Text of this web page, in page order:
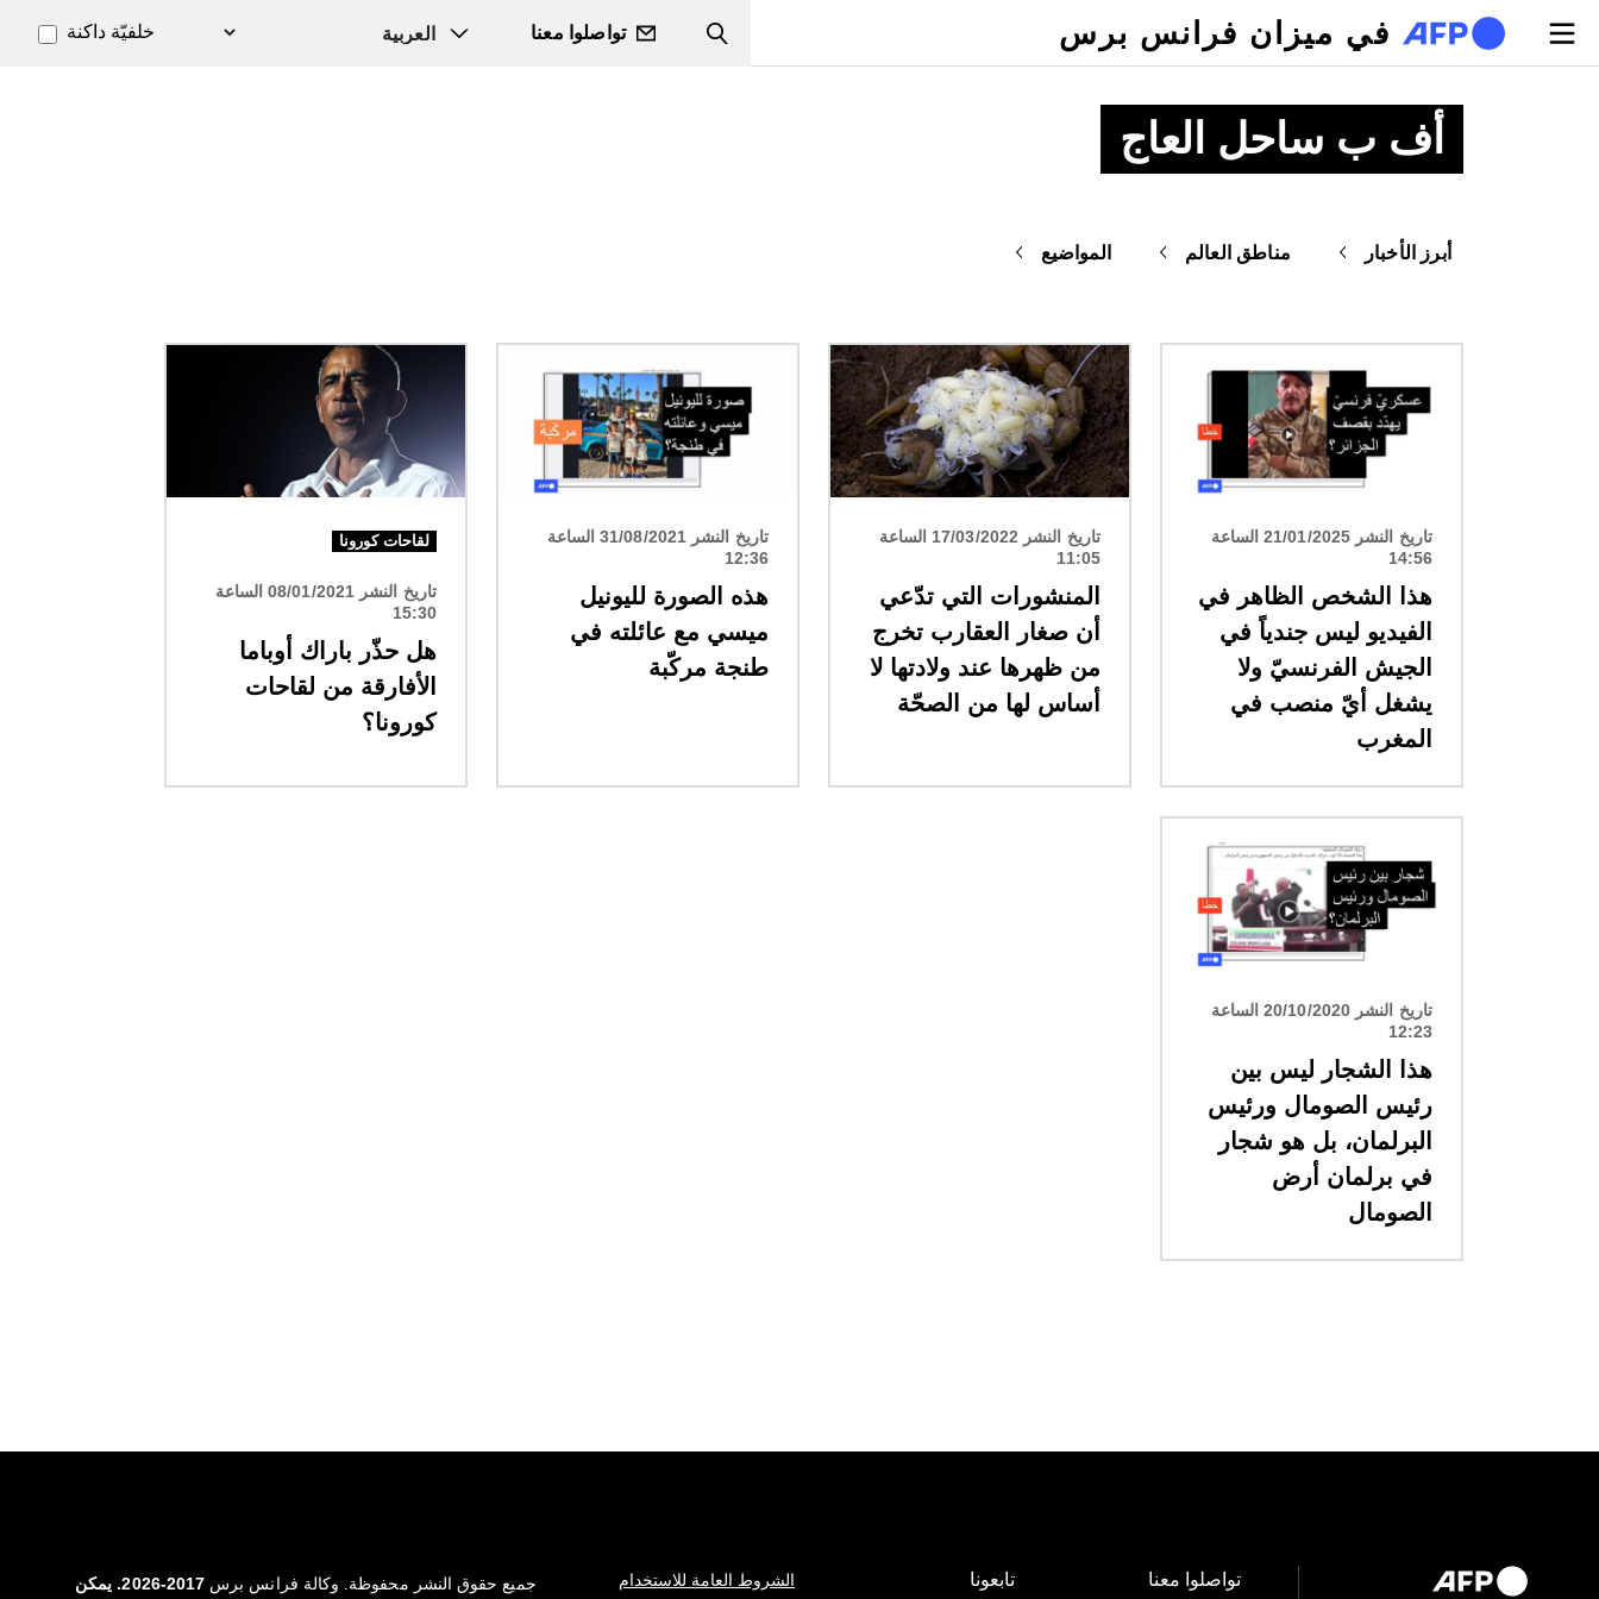
تجاوز إلى المحتوى الرئيسي
في ميزان فرانس برس Search
تواصلوا معنا خلفيّة داكنة
أف ب ساحل العاج
أبرز الأخبار مناطق العالم المواضيع
تاريخ النشر 21/01/2025 الساعة
14:56
هذا الشخص الظاهر في
الفيديو ليس جندياً في
الجيش الفرنسيّ ولا
يشغل أيّ منصب في
المغرب
الصورة
تاريخ النشر 17/03/2022 الساعة
11:05
المنشورات التي تدّعي
أن صغار العقارب تخرج
من ظهرها عند ولادتها لا
أساس لها من الصحّة
تاريخ النشر 31/08/2021 الساعة
12:36
هذه الصورة لليونيل
ميسي مع عائلته في
طنجة مركّبة
لقاحات كورونا
تاريخ النشر 08/01/2021 الساعة
15:30
هل حذّر باراك أوباما
الأفارقة من لقاحات
كورونا؟
تاريخ النشر 20/10/2020 الساعة
12:23
​هذا الشجار ليس بين
رئيس الصومال ورئيس
البرلمان، بل هو شجار
في برلمان أرض
الصومال
تواصلوا معنا تابعونا الشروط العامة للاستخدام جميع حقوق النشر محفوظة. وكالة فرانس برس 2017-2026. يمكن